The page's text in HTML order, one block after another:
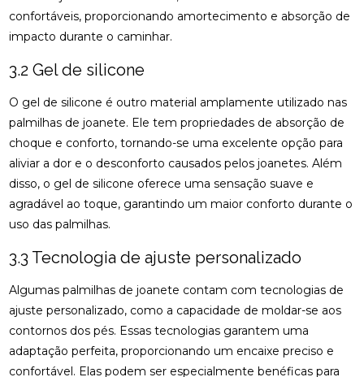
confortáveis, proporcionando amortecimento e absorção de
impacto durante o caminhar.
3.2 Gel de silicone
O gel de silicone é outro material amplamente utilizado nas
palmilhas de joanete. Ele tem propriedades de absorção de
choque e conforto, tornando-se uma excelente opção para
aliviar a dor e o desconforto causados pelos joanetes. Além
disso, o gel de silicone oferece uma sensação suave e
agradável ao toque, garantindo um maior conforto durante o
uso das palmilhas.
3.3 Tecnologia de ajuste personalizado
Algumas palmilhas de joanete contam com tecnologias de
ajuste personalizado, como a capacidade de moldar-se aos
contornos dos pés. Essas tecnologias garantem uma
adaptação perfeita, proporcionando um encaixe preciso e
confortável. Elas podem ser especialmente benéficas para
E COMO ESCOLHER A IDEAL
FATORES IMPORTANTES
DESCUBRA O PREÇO DA PALMILHA SOB MEDIDA: 6
FATORES QUE INFLUENCIAM
DESCUBRA O PREÇO DAS PALMILHAS PARA
FASCITE PLANTAR E COMO ESCOLHER A IDEAL
DESCUBRA ONDE FAZER FISIOTERAPIA
RESPIRATÓRIA COM QUALIDADE E SEGURANÇA
DESCUBRA OS BENEFÍCIOS DA ACUPUNTURA RJ
PARA A SUA SAÚDE
DESCUBRA OS BENEFÍCIOS DA ACUPUNTURA RJ
PARA SUA SAÚDE E BEM-ESTAR
DESCUBRA OS BENEFÍCIOS DA CLÍNICA DE
QUIROPRAXIA PARA SUA SAÚDE